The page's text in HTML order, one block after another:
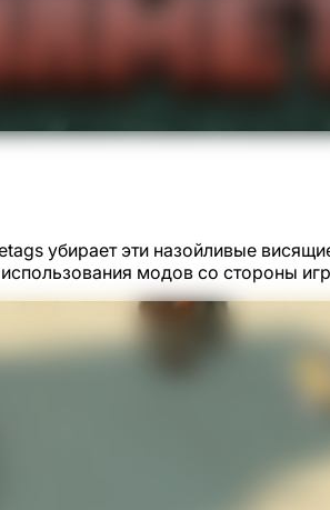
убирает эти назойливые
модов со стороны